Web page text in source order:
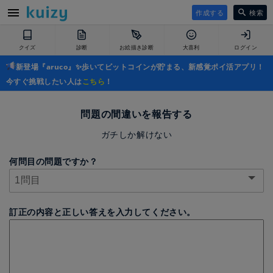
作成する 検索
クイズ 診断 お絵描き診断 大喜利 ログイン
新登場『aruco』✨歩いてビットコインが貯まる、新感覚ポイ活アプリ！
今すぐ挑戦したい人はこちら ！
問題の間違いを報告する
ガチしか解けない
何問目の問題ですか？
訂正の内容と正しい答えを入力してください。